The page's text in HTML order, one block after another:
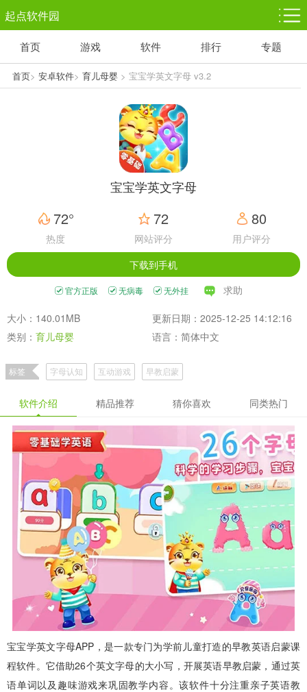
起点软件园
塔防游戏
1千+款游戏
休闲益智
1万+款游戏
体育竞技
5百+款游戏
赛车竞速
3百+款游戏
首页 游戏 软件 排行 专题
首页> 安卓软件> 育儿母婴> 宝宝学英文字母 v3.2
宝宝学英文字母
72°
热度
72
网站评分
80
用户评分
下载到手机
官方正版 无病毒 无外挂 求助
大小：140.01MB
更新日期：2025-12-25 14:12:16
类别： 育儿母婴 语言：简体中文
标签 字母认知 互动游戏 早教启蒙
软件介绍 精品推荐 猜你喜欢 同类热门
宝宝学英文字母APP，是一款专门为学前儿童打造的早教英语启蒙课
程软件。它借助26个英文字母的大小写，开展英语早教启蒙，通过英
语单词以及趣味游戏来巩固教学内容。该软件十分注重亲子英语教